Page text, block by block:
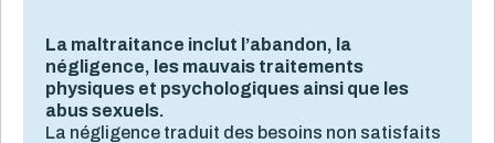
La maltraitance inclut l’abandon, la
négligence, les mauvais traitements
physiques et psychologiques ainsi que les
abus sexuels.
La négligence traduit des besoins non satisfaits